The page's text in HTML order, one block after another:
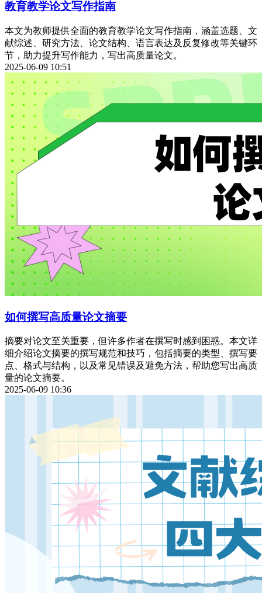
教育教学论文写作指南
本文为教师提供全面的教育教学论文写作指南，涵盖选题、文
献综述、研究方法、论文结构、语言表达及反复修改等关键环
节，助力提升写作能力，写出高质量论文。
2025-06-09 10:51
如何撰写高质量论文摘要
摘要对论文至关重要，但许多作者在撰写时感到困惑。本文详
细介绍论文摘要的撰写规范和技巧，包括摘要的类型、撰写要
点、格式与结构，以及常见错误及避免方法，帮助您写出高质
量的论文摘要。
2025-06-09 10:36